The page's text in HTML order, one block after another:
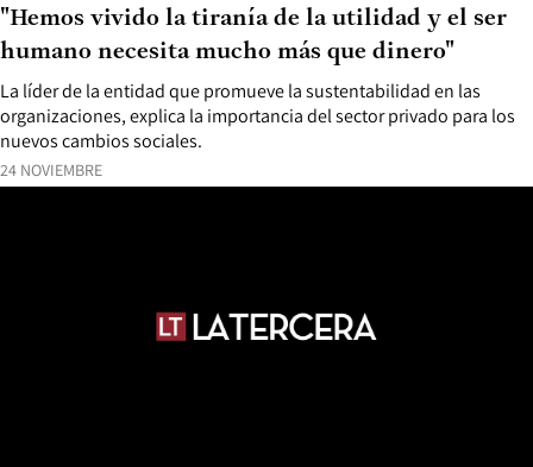
24 NOVIEMBRE
La líder de la entidad que promueve la sustentabilidad en las
organizaciones, explica la importancia del sector privado para los
nuevos cambios sociales.
"Hemos vivido la tiranía de la utilidad y el ser
humano necesita mucho más que dinero"